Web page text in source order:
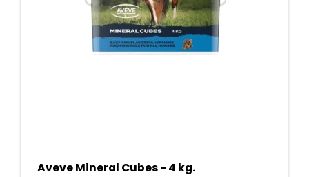
Aveve Mineral Cubes - 4 kg.